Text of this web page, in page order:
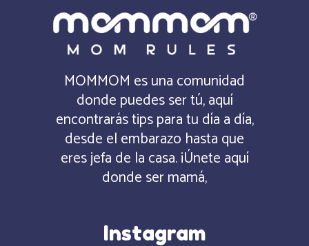
MOMMOM es una comunidad
donde puedes ser tú, aquí
encontrarás tips para tu día a día,
desde el embarazo hasta que
eres jefa de la casa. ¡Únete aquí
donde ser mamá,
Instagram